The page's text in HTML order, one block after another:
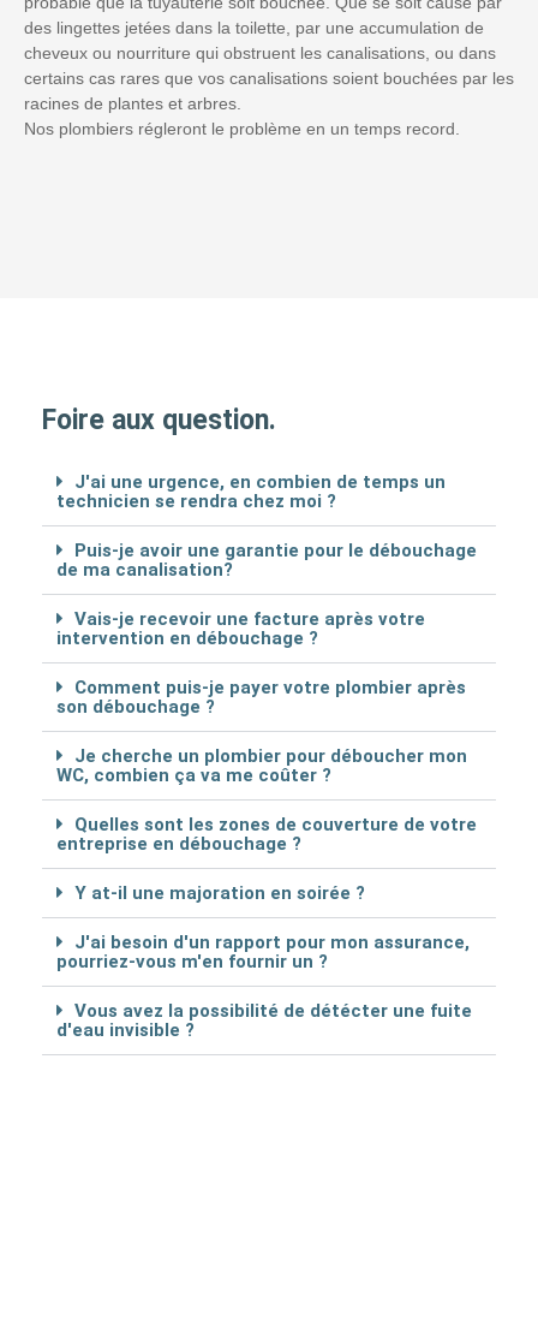
des lingettes jetées dans la toilette, par une accumulation de
cheveux ou nourriture qui obstruent les canalisations, ou dans
certains cas rares que vos canalisations soient bouchées par les
racines de plantes et arbres.
Nos plombiers régleront le problème en un temps record.
Foire aux question.
J'ai une urgence, en combien de temps un
technicien se rendra chez moi ?
Puis-je avoir une garantie pour le débouchage
de ma canalisation?
Vais-je recevoir une facture après votre
intervention en débouchage ?
Comment puis-je payer votre plombier après
son débouchage ?
Je cherche un plombier pour déboucher mon
WC, combien ça va me coûter ?
Quelles sont les zones de couverture de votre
entreprise en débouchage ?
Y at-il une majoration en soirée ?
J'ai besoin d'un rapport pour mon assurance,
pourriez-vous m'en fournir un ?
Vous avez la possibilité de détécter une fuite
d'eau invisible ?